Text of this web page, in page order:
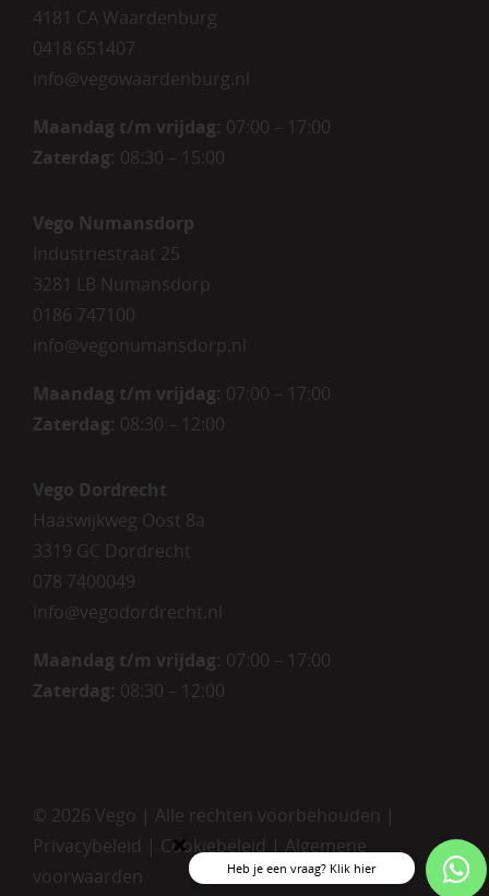
4181 CA Waardenburg
0418 651407
info@vegowaardenburg.nl
Maandag t/m vrijdag: 07:00 – 17:00
Zaterdag: 08:30 – 15:00
Vego Numansdorp
Industriestraat 25
3281 LB Numansdorp
0186 747100
info@vegonumansdorp.nl
Maandag t/m vrijdag: 07:00 – 17:00
Zaterdag: 08:30 – 12:00
Vego Dordrecht
Haaswijkweg Oost 8a
3319 GC Dordrecht
078 7400049
info@vegodordrecht.nl
Maandag t/m vrijdag: 07:00 – 17:00
Zaterdag: 08:30 – 12:00
© 2026 Vego | Alle rechten voorbehouden |
Privacybeleid | Cookiebeleid | Algemene
voorwaarden
Heb je een vraag? Klik hier